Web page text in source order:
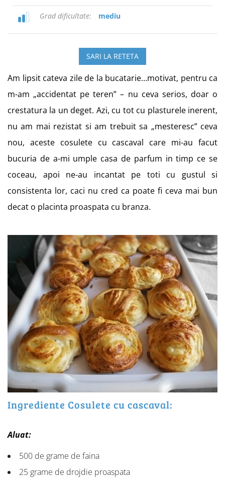
Grad dificultate mediu
SARI LA RETETA
Am lipsit cateva zile de la bucatarie…motivat, pentru ca
m-am „accidentat pe teren” – nu ceva serios, doar o
crestatura la un deget. Azi, cu tot cu plasturele inerent,
nu am mai rezistat si am trebuit sa „mesteresc” ceva
nou, aceste cosulete cu cascaval care mi-au facut
bucuria de a-mi umple casa de parfum in timp ce se
coceau, apoi ne-au incantat pe toti cu gustul si
consistenta lor, caci nu cred ca poate fi ceva mai bun
decat o placinta proaspata cu branza.
Ingrediente Cosulete cu cascaval:
Aluat:
500 de grame de faina
25 grame de drojdie proaspata